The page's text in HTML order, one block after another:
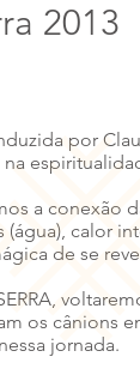
2013
por
a conexão
(água), calor
de se
os cânions
jornada.